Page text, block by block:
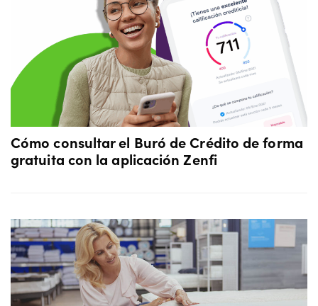
Cómo consultar el Buró de Crédito de forma
gratuita con la aplicación Zenfi